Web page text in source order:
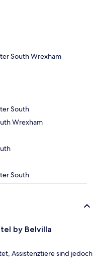
South Wrexham
South
Wrexham
South
by Belvilla
Assistenztiere sind jedoch